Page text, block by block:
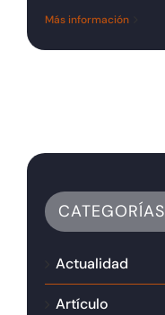
Más información
CATEGORÍAS
Actualidad
Artículo